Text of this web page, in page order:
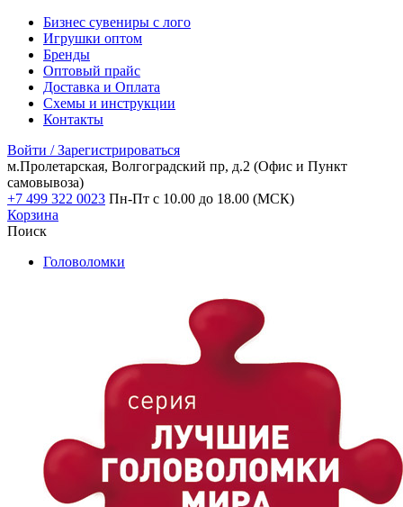
Бизнес сувениры с лого
Игрушки оптом
Бренды
Оптовый прайс
Доставка и Оплата
Схемы и инструкции
Контакты
Войти / Зарегистрироваться
м.Пролетарская, Волгоградский пр, д.2 (Офис и Пункт
самовывоза)
+7 499 322 0023 Пн-Пт с 10.00 до 18.00 (МСК)
Корзина
Поиск
Головоломки